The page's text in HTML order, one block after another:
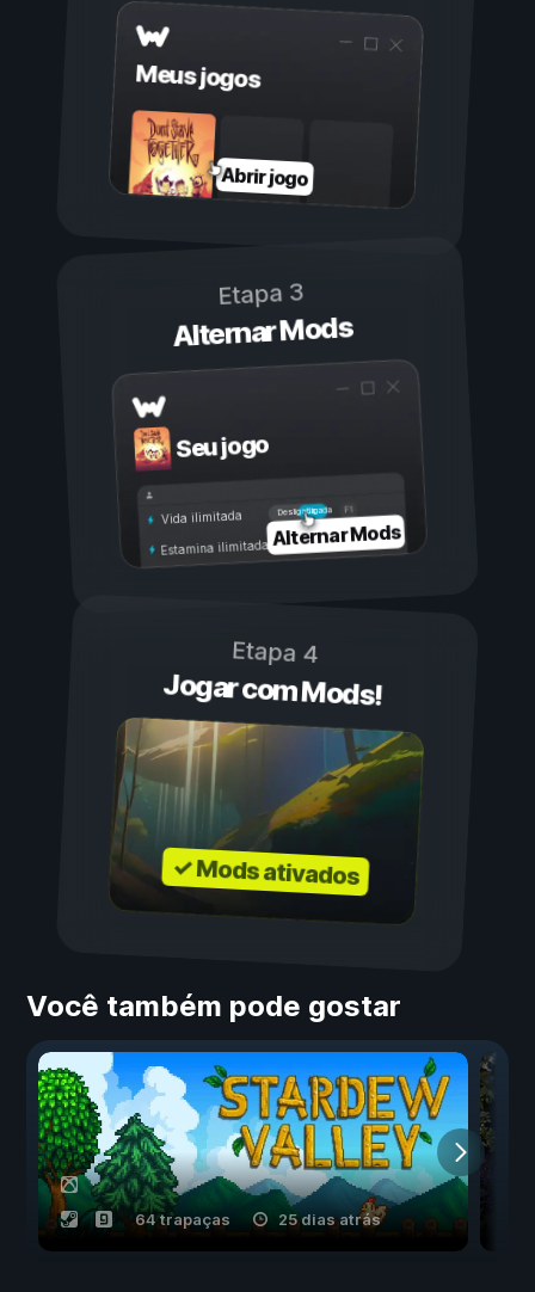
Meus jogos
Abrir jogo
Etapa 3
Alternar Mods
Seu jogo
Ligada
Desligada
Vida ilimitada
Estamina ilimitadaAlternar Mods
Etapa 4
Jogar com Mods!
✓ Mods ativados
Você também pode gostar
64 trapaças 25 dias atrás